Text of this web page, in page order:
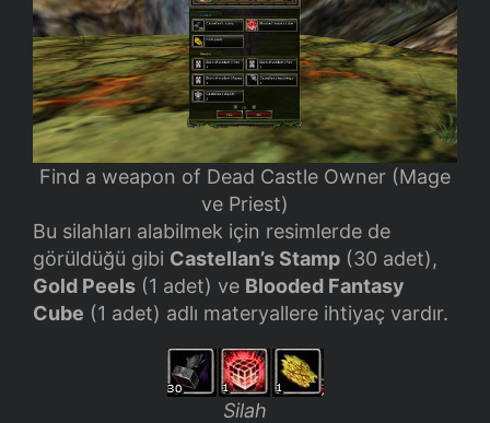
Find a weapon of Dead Castle Owner (Mage
ve Priest)
Bu silahları alabilmek için resimlerde de
görüldüğü gibi Castellan’s Stamp (30 adet),
Gold Peels (1 adet) ve Blooded Fantasy
Cube (1 adet) adlı materyallere ihtiyaç vardır.
Silah